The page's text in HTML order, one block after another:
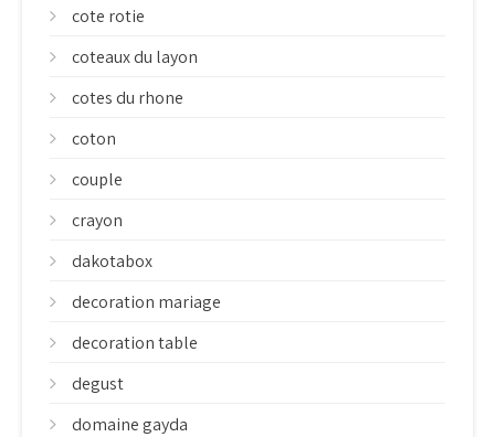
cote rotie
coteaux du layon
cotes du rhone
coton
couple
crayon
dakotabox
decoration mariage
decoration table
degust
domaine gayda